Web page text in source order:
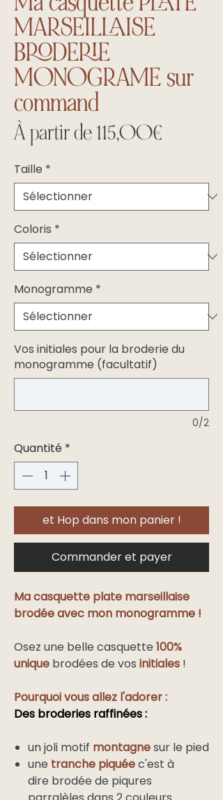
MARSEILLAISE
BRODERIE
MONOGRAME sur
command
À partir de115,00€
Taille *
Coloris *
Monogramme *
Vos initiales pour la broderie du
monogramme (facultatif)
0/2
Quantité *
et Hop dans mon panier !
Commander et payer
Ma casquette plate marseillaise
brodée avec mon monogramme !
Osez une belle casquette 100%
unique brodées de vos initiales !
Pourquoi vous allez l'adorer :
Des broderies raffinées :
un joli motif montagnesur le pied
une tranche piquéec'est à
dire brodée de piqures